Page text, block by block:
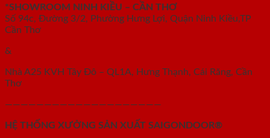
*SHOWROOM NINH KIỀU – CẦN THƠ
Số 94c, Đường 3/2, Phường Hưng Lợi, Quận Ninh Kiều,TP
Cần Thơ
&
Nhà A25 KVH Tây Đô – QL1A, Hưng Thạnh, Cái Răng, Cần
Thơ
————————————————————
HỆ THỐNG XƯỞNG SẢN XUẤT SAIGONDOOR®